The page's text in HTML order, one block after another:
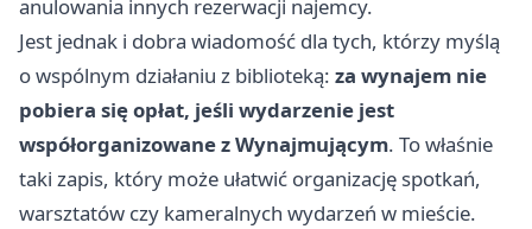
anulowania innych rezerwacji najemcy.
Jest jednak i dobra wiadomość dla tych, którzy myślą
o wspólnym działaniu z biblioteką: za wynajem nie
pobiera się opłat, jeśli wydarzenie jest
współorganizowane z Wynajmującym. To właśnie
taki zapis, który może ułatwić organizację spotkań,
warsztatów czy kameralnych wydarzeń w mieście.